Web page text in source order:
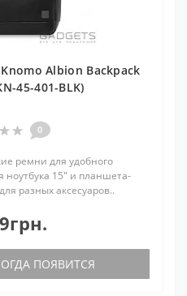
Albion Backpack
45-401-BLK)
0
ремни для удобного
15" и планшета-
разных аксесуаров..
ПОЯВИТСЯ